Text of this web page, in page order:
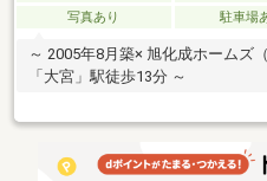
写真あり
駐車場
～ 2005年8月築× 旭化成ホームズ
「大宮」駅徒歩13分 ～